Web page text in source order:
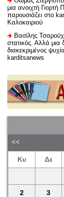
μια ανοιχτή Γιορτή
παρουσιάζει στο
Καλοκαιριού
Βασίλης
στατικός. Αλλά μια
διακεκριμένος
karditsanews
Κυ Δε
2 3